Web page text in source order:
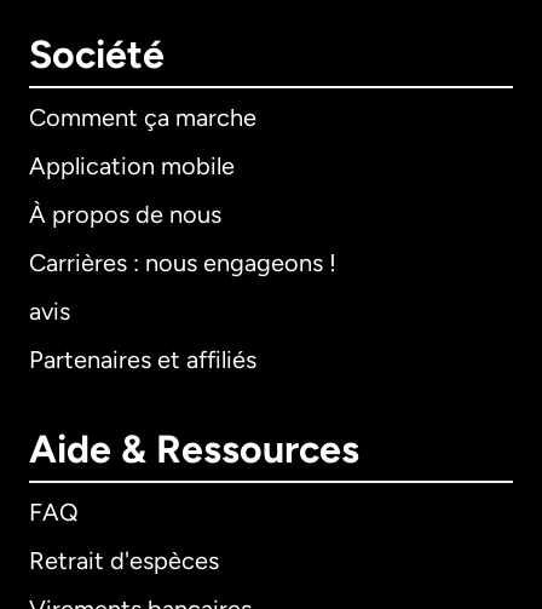
Société
Comment ça marche
Application mobile
À propos de nous
Carrières : nous engageons !
avis
Partenaires et affiliés
Aide & Ressources
FAQ
Retrait d'espèces